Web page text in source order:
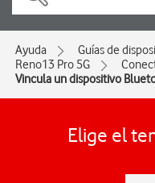
Ayuda Guías de
Reno13 Pro 5G
Vincula un dispositivo
Elige el